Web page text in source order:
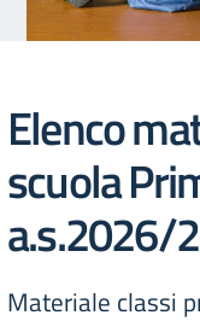
Elenco
scuola
a.s.2026/
Materiale classi